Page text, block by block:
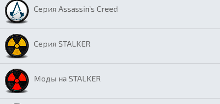
Серия Assassin’s Creed
Серия STALKER
Моды на STALKER